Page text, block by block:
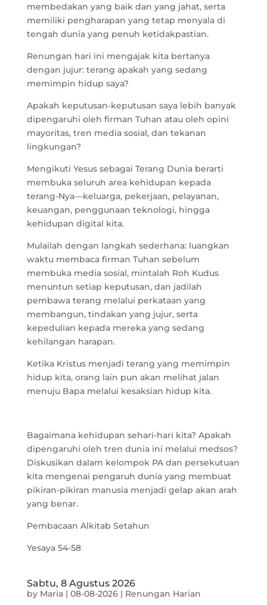
membedakan yang baik dan yang jahat, serta
memiliki pengharapan yang tetap menyala di
tengah dunia yang penuh ketidakpastian.
Renungan hari ini mengajak kita bertanya
dengan jujur: terang apakah yang sedang
memimpin hidup saya?
Apakah keputusan-keputusan saya lebih banyak
dipengaruhi oleh firman Tuhan atau oleh opini
mayoritas, tren media sosial, dan tekanan
lingkungan?
Mengikuti Yesus sebagai Terang Dunia berarti
membuka seluruh area kehidupan kepada
terang-Nya—keluarga, pekerjaan, pelayanan,
keuangan, penggunaan teknologi, hingga
kehidupan digital kita.
Mulailah dengan langkah sederhana: luangkan
waktu membaca firman Tuhan sebelum
membuka media sosial, mintalah Roh Kudus
menuntun setiap keputusan, dan jadilah
pembawa terang melalui perkataan yang
membangun, tindakan yang jujur, serta
kepedulian kepada mereka yang sedang
kehilangan harapan.
Ketika Kristus menjadi terang yang memimpin
hidup kita, orang lain pun akan melihat jalan
menuju Bapa melalui kesaksian hidup kita.
Bagaimana kehidupan sehari-hari kita? Apakah
dipengaruhi oleh tren dunia ini melalui medsos?
Diskusikan dalam kelompok PA dan persekutuan
kita mengenai pengaruh dunia yang membuat
pikiran-pikiran manusia menjadi gelap akan arah
yang benar.
Pembacaan Alkitab Setahun
Yesaya 54-58
Sabtu, 8 Agustus 2026
by Maria| 08-08-2026| Renungan Harian